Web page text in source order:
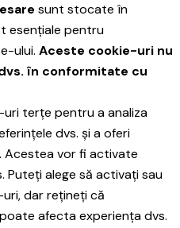
sunt stocate în
esențiale pentru
ului. Aceste cookie-uri nu
în conformitate cu
uri terțe pentru a analiza
dvs. și a oferi
Acestea vor fi activate
Puteți alege să activați sau
dar rețineți că
afecta experiența dvs.